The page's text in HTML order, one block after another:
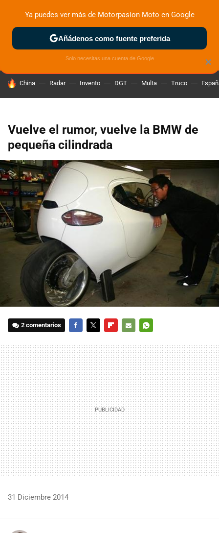
ZONA DE PRUEBAS DEPORTIVAS MOTOS ELÉCTRICAS
HOY SE HABLA DE
China Radar Invento DGT Multa Truco
Vuelve el rumor, vuelve la BMW de
pequeña cilindrada
2 comentarios
MAIL
31 Diciembre 2014
×
Ya puedes ver más de Motorpasion Moto en Google
Añádenos como fuente preferida
Solo necesitas una cuenta de Google